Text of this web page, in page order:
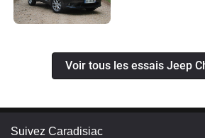
Voir tous les essais Jeep
Suivez Caradisiac